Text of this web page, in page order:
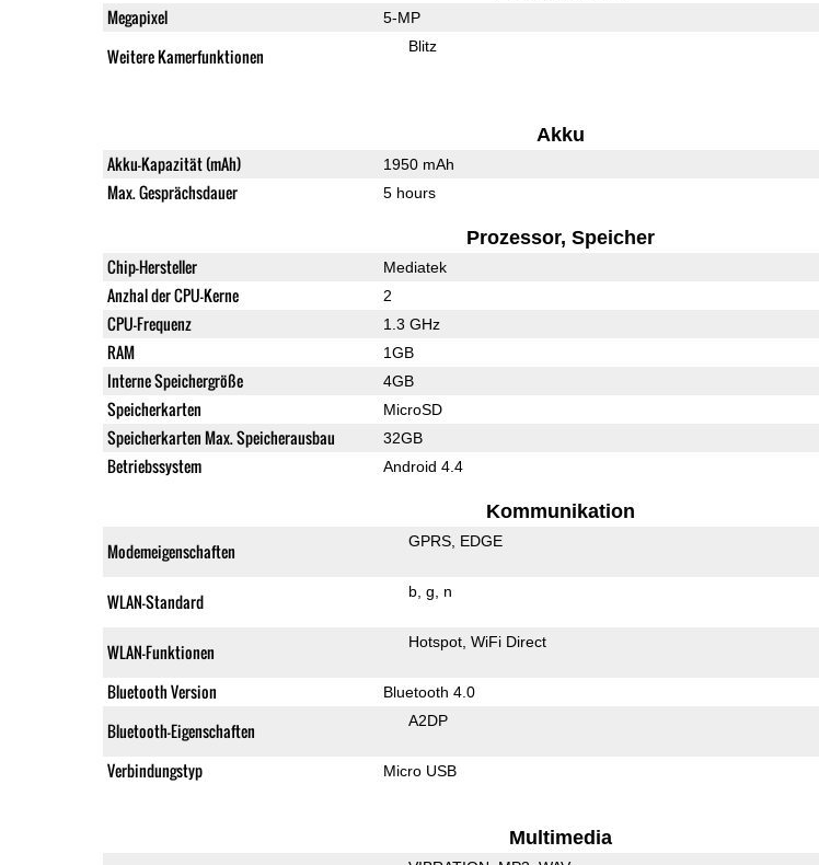
Megapixel 5-MP
Weitere Kamerfunktionen Blitz
Akku
Akku-Kapazität (mAh) 1950 mAh
Max. Gesprächsdauer 5 hours
Prozessor, Speicher
Chip-Hersteller Mediatek
Anzhal der CPU-Kerne 2
CPU-Frequenz 1.3 GHz
RAM 1GB
Interne Speichergröße 4GB
Speicherkarten MicroSD
Speicherkarten Max. Speicherausbau 32GB
Betriebssystem Android 4.4
Kommunikation
Modemeigenschaften GPRS EDGE
WLAN-Standard b g n
WLAN-Funktionen Hotspot WiFi Direct
Bluetooth Version Bluetooth 4.0
Bluetooth-Eigenschaften A2DP
Verbindungstyp Micro USB
Multimedia